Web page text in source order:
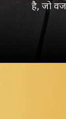
है, जो